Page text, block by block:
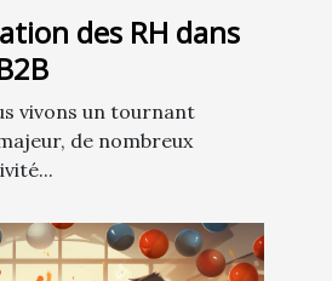
des RH dans
vivons un tournant
de nombreux